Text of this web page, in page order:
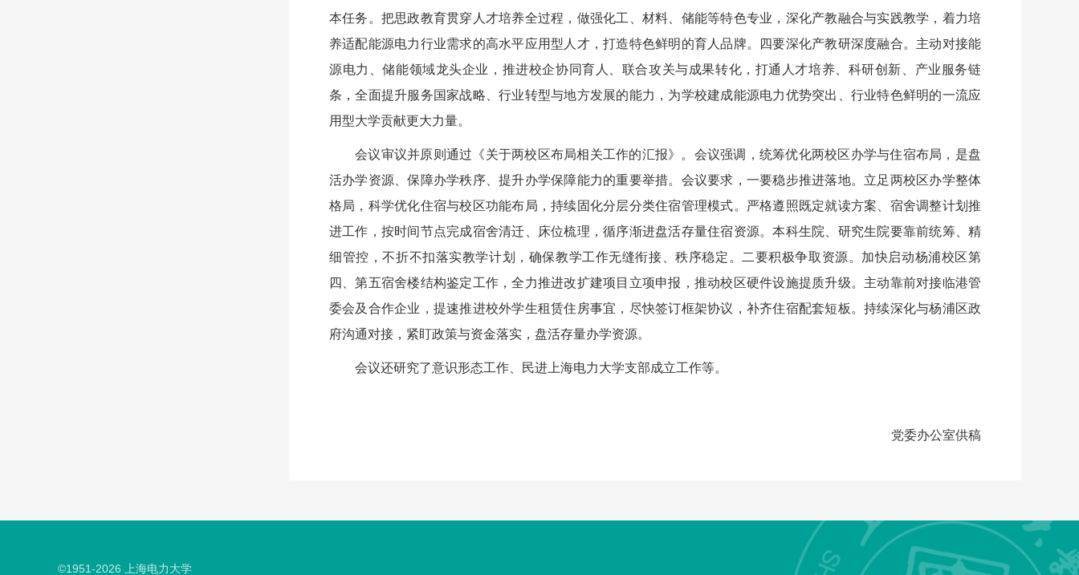
本任务。把思政教育贯穿人才培养全过程，做强化工、材料、储能等特色专业，深化产教融合与实践教学，着力培
养适配能源电力行业需求的高水平应用型人才，打造特色鲜明的育人品牌。四要深化产教研深度融合。主动对接能
源电力、储能领域龙头企业，推进校企协同育人、联合攻关与成果转化，打通人才培养、科研创新、产业服务链
条，全面提升服务国家战略、行业转型与地方发展的能力，为学校建成能源电力优势突出、行业特色鲜明的一流应
用型大学贡献更大力量。
会议审议并原则通过《关于两校区布局相关工作的汇报》。会议强调，统筹优化两校区办学与住宿布局，是盘
活办学资源、保障办学秩序、提升办学保障能力的重要举措。会议要求，一要稳步推进落地。立足两校区办学整体
格局，科学优化住宿与校区功能布局，持续固化分层分类住宿管理模式。严格遵照既定就读方案、宿舍调整计划推
进工作，按时间节点完成宿舍清迁、床位梳理，循序渐进盘活存量住宿资源。本科生院、研究生院要靠前统筹、精
细管控，不折不扣落实教学计划，确保教学工作无缝衔接、秩序稳定。二要积极争取资源。加快启动杨浦校区第
四、第五宿舍楼结构鉴定工作，全力推进改扩建项目立项申报，推动校区硬件设施提质升级。主动靠前对接临港管
委会及合作企业，提速推进校外学生租赁住房事宜，尽快签订框架协议，补齐住宿配套短板。持续深化与杨浦区政
府沟通对接，紧盯政策与资金落实，盘活存量办学资源。
会议还研究了意识形态工作、民进上海电力大学支部成立工作等。
党委办公室供稿
©1951-2026 上海电力大学